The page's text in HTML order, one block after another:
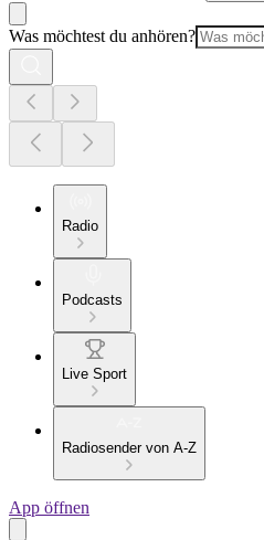
Was möchtest du anhören?
Radio
Podcasts
Live Sport
Radiosender von A-Z
App öffnen